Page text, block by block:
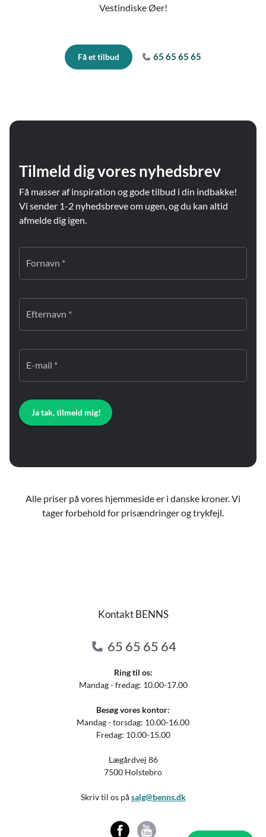
Vestindiske Øer!
Få et tilbud 65 65 65 65
Tilmeld dig vores nyhedsbrev
Få masser af inspiration og gode tilbud i din indbakke!
Vi sender 1-2 nyhedsbreve om ugen, og du kan altid
afmelde dig igen.
Fornavn *
Efternavn *
E-mail *
Ja tak, tilmeld mig!
Alle priser på vores hjemmeside er i danske kroner. Vi
tager forbehold for prisændringer og trykfejl.
Kontakt BENNS
65 65 65 64
Ring til os:
Mandag - fredag: 10.00-17.00
Besøg vores kontor:
Mandag - torsdag: 10.00-16.00
Fredag: 10.00-15.00
Lægårdvej 86
7500 Holstebro
Skriv til os påsalg@benns.dk